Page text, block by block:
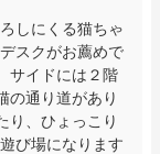
しにくる猫ちゃ
スクがお薦めで
サイドには２階
の通り道があり
り、ひょっこり
び場になります